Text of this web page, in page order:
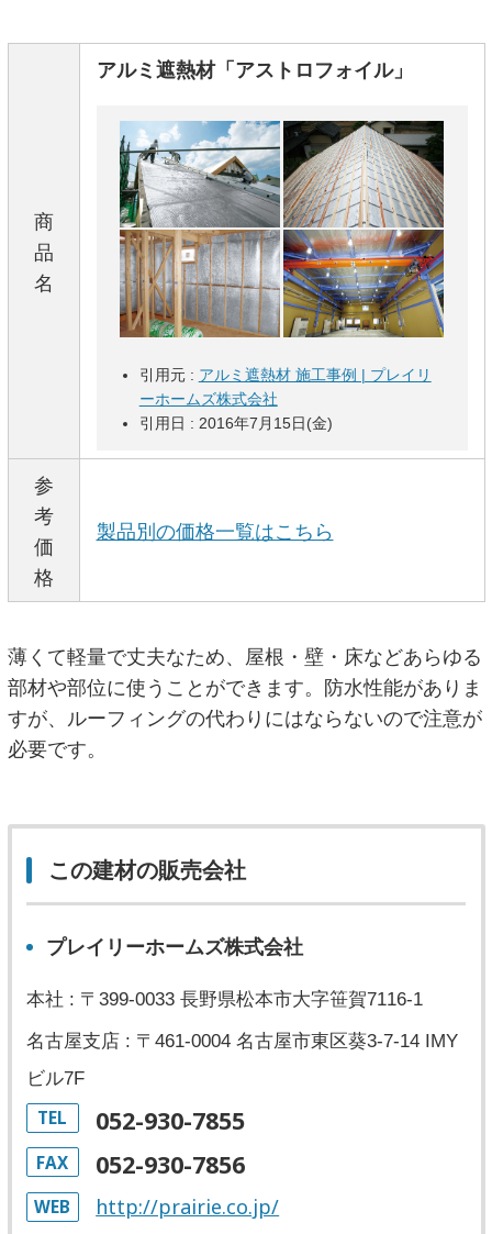
商
品
名
アルミ遮熱材「アストロフォイル」
引用元 : アルミ遮熱材 施工事例 | プレイリ
ーホームズ株式会社
引用日 : 2016年7月15日(金)
参
考
価
格
製品別の価格一覧はこちら
薄くて軽量で丈夫なため、屋根・壁・床などあらゆる
部材や部位に使うことができます。防水性能がありま
すが、ルーフィングの代わりにはならないので注意が
必要です。
この建材の販売会社
プレイリーホームズ株式会社
本社 : 〒399-0033 長野県松本市大字笹賀7116-1
名古屋支店 : 〒461-0004 名古屋市東区葵3-7-14 IMY
ビル7F
TEL 052-930-7855
FAX 052-930-7856
WEB http://prairie.co.jp/